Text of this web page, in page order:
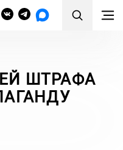
ШТРАФА